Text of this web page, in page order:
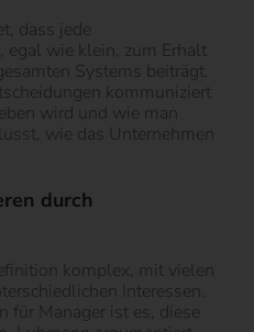
dass jede
wie klein, zum Erhalt
Systems beiträgt.
kommuniziert
wird und wie man
wie das Unternehmen
durch
komplex, mit vielen
Interessen.
für Manager ist es, diese